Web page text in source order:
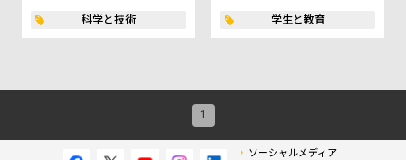
科学と技術 学生と教育
1
ソーシャルメディア